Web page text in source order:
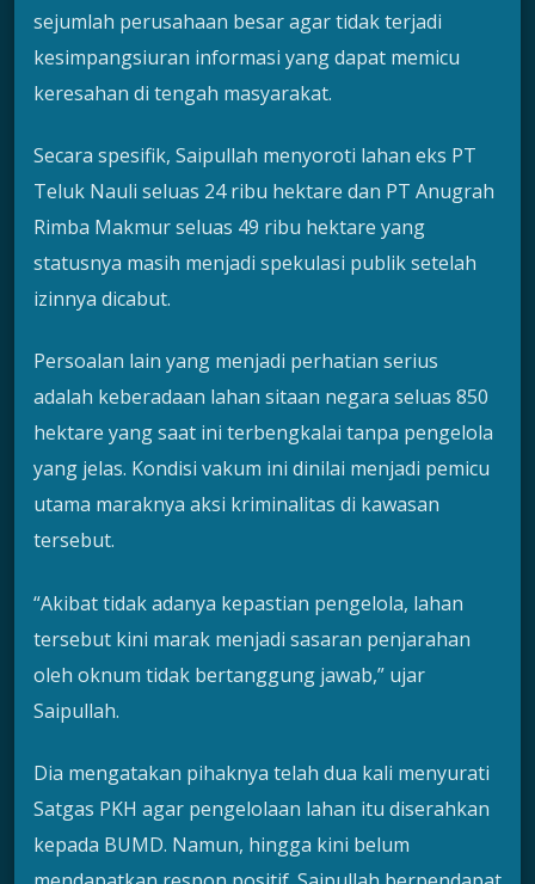
sejumlah perusahaan besar agar tidak terjadi
kesimpangsiuran informasi yang dapat memicu
keresahan di tengah masyarakat.
Secara spesifik, Saipullah menyoroti lahan eks PT
Teluk Nauli seluas 24 ribu hektare dan PT Anugrah
Rimba Makmur seluas 49 ribu hektare yang
statusnya masih menjadi spekulasi publik setelah
izinnya dicabut.
Persoalan lain yang menjadi perhatian serius
adalah keberadaan lahan sitaan negara seluas 850
hektare yang saat ini terbengkalai tanpa pengelola
yang jelas. Kondisi vakum ini dinilai menjadi pemicu
utama maraknya aksi kriminalitas di kawasan
tersebut.
“Akibat tidak adanya kepastian pengelola, lahan
tersebut kini marak menjadi sasaran penjarahan
oleh oknum tidak bertanggung jawab,” ujar
Saipullah.
Dia mengatakan pihaknya telah dua kali menyurati
Satgas PKH agar pengelolaan lahan itu diserahkan
kepada BUMD. Namun, hingga kini belum